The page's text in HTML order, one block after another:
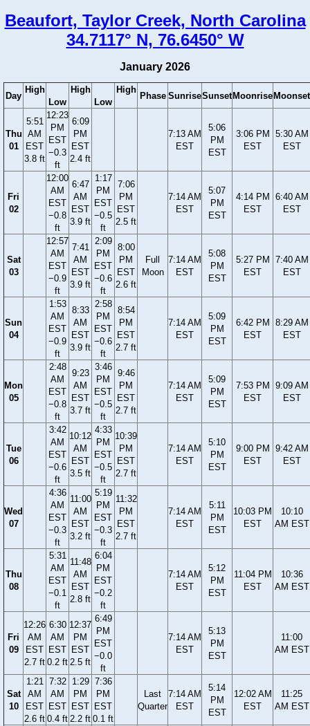
Beaufort, Taylor Creek, North Carolina
34.7117° N, 76.6450° W
January 2026
Day
High
Low
High
Low
High
Phase SunriseSunset Moonrise Moonset
Thu
01
5:51
AM
EST
3.8 ft
12:23
PM
EST
−0.3
ft
6:09
PM
EST
2.4 ft
7:13 AM
EST
5:06
PM
EST
3:06 PM
EST
5:30 AM
EST
Fri
02
12:00
AM
EST
−0.8
ft
6:47
AM
EST
3.9 ft
1:17
PM
EST
−0.5
ft
7:06
PM
EST
2.5 ft
7:14 AM
EST
5:07
PM
EST
4:14 PM
EST
6:40 AM
EST
Sat
03
12:57
AM
EST
−0.9
ft
7:41
AM
EST
3.9 ft
2:09
PM
EST
−0.6
ft
8:00
PM
EST
2.6 ft
Full
Moon
7:14 AM
EST
5:08
PM
EST
5:27 PM
EST
7:40 AM
EST
Sun
04
1:53
AM
EST
−0.9
ft
8:33
AM
EST
3.9 ft
2:58
PM
EST
−0.6
ft
8:54
PM
EST
2.7 ft
7:14 AM
EST
5:09
PM
EST
6:42 PM
EST
8:29 AM
EST
Mon
05
2:48
AM
EST
−0.8
ft
9:23
AM
EST
3.7 ft
3:46
PM
EST
−0.5
ft
9:46
PM
EST
2.7 ft
7:14 AM
EST
5:09
PM
EST
7:53 PM
EST
9:09 AM
EST
Tue
06
3:42
AM
EST
−0.6
ft
10:12
AM
EST
3.5 ft
4:33
PM
EST
−0.5
ft
10:39
PM
EST
2.7 ft
7:14 AM
EST
5:10
PM
EST
9:00 PM
EST
9:42 AM
EST
Wed
07
4:36
AM
EST
−0.3
ft
11:00
AM
EST
3.2 ft
5:19
PM
EST
−0.3
ft
11:32
PM
EST
2.7 ft
7:14 AM
EST
5:11
PM
EST
10:03 PM
EST
10:10
AM EST
Thu
08
5:31
AM
EST
−0.1
ft
11:48
AM
EST
2.8 ft
6:04
PM
EST
−0.2
ft
7:14 AM
EST
5:12
PM
EST
11:04 PM
EST
10:36
AM EST
Fri
09
12:26
AM
EST
2.7 ft
6:30
AM
EST
0.2 ft
12:37
PM
EST
2.5 ft
6:49
PM
EST
−0.0
ft
7:14 AM
EST
5:13
PM
EST
11:00
AM EST
Sat
10
1:21
AM
EST
2.6 ft
7:32
AM
EST
0.4 ft
1:29
PM
EST
2.2 ft
7:36
PM
EST
0.1 ft
Last
Quarter
7:14 AM
EST
5:14
PM
EST
12:02 AM
EST
11:25
AM EST